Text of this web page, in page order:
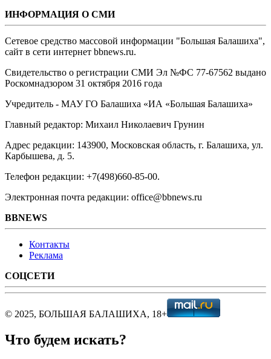
ИНФОРМАЦИЯ О СМИ
Сетевое средство массовой информации "Большая Балашиха",
сайт в сети интернет bbnews.ru.
Свидетельство о регистрации СМИ Эл №ФС ‎77-67562 выдано
Роскомнадзором 31 октября 2016 года
Учредитель - МАУ ГО Балашиха «ИА «Большая Балашиха»
Главный редактор: Михаил Николаевич Грунин
Адрес редакции: 143900, Московская область, г. Балашиха, ул.
Карбышева, д. 5.
Телефон редакции: +7(498)660-85-00.
Электронная почта редакции: office@bbnews.ru
BBNEWS
Контакты
Реклама
СОЦСЕТИ
© 2025, БОЛЬШАЯ БАЛАШИХА, 18+
Что будем искать?